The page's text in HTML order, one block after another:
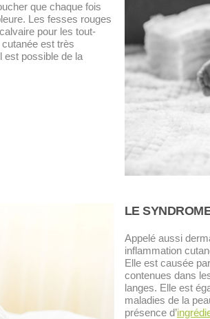
que chaque fois
Les fesses rouges
pour les tout-
cutanée est très
est possible de la
LE
Appelé aussi
inflammation
Elle est causée
contenues dans
langes. Elle est
maladies de la
présence d’